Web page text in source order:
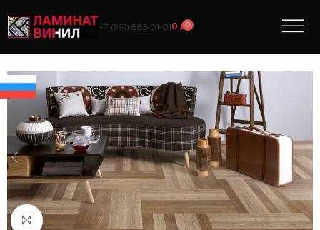
+7 (991) 885‑01‑010₽0
Нажмите, чтобы увеличить